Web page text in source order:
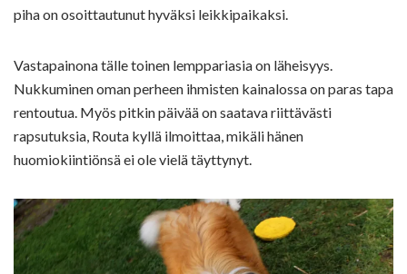
piha on osoittautunut hyväksi leikkipaikaksi.
Vastapainona tälle toinen lemppariasia on läheisyys.
Nukkuminen oman perheen ihmisten kainalossa on paras tapa
rentoutua. Myös pitkin päivää on saatava riittävästi
rapsutuksia, Routa kyllä ilmoittaa, mikäli hänen
huomiokiintiönsä ei ole vielä täyttynyt.